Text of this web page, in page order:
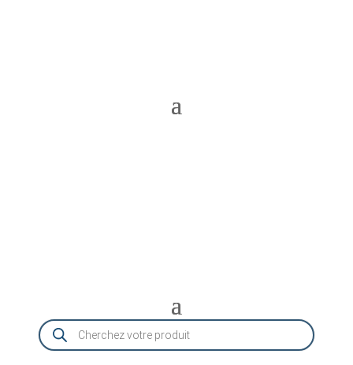
Recherche
de
produits